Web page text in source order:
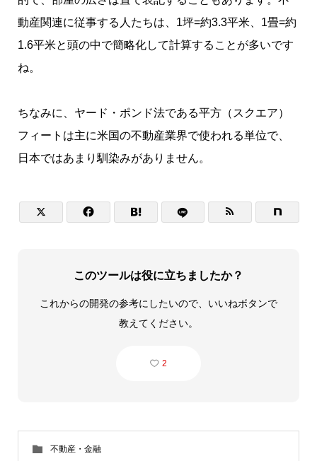
動産関連に従事する人たちは、1坪=約3.3平米、1畳=約
1.6平米と頭の中で簡略化して計算することが多いです
ね。
ちなみに、ヤード・ポンド法である平方（スクエア）
フィートは主に米国の不動産業界で使われる単位で、
日本ではあまり馴染みがありません。
   
このツールは役に立ちましたか？
これからの開発の参考にしたいので、いいねボタンで
教えてください。
2
不動産・金融